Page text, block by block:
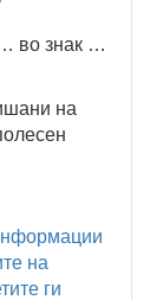
во знак …
на
на
ги